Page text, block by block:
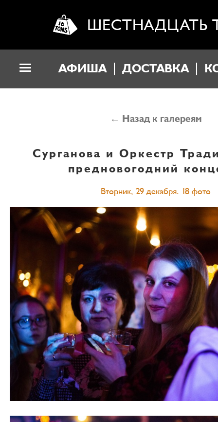
ШЕСТНАДЦАТЬ
АФИША ДОСТАВКА
← Назад к галереям
Сурганова и Оркестр
предновогодний
Вторник, 29 декабря. 18 фото